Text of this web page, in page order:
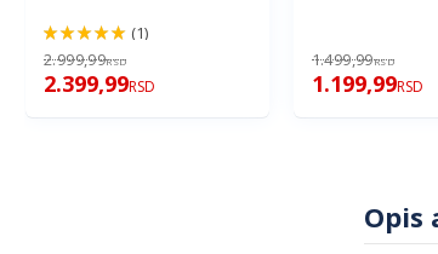
100%
(1)
2.999,99RSD
2.399,99RSD
1.499,99RSD
1.199,99RSD
Opis